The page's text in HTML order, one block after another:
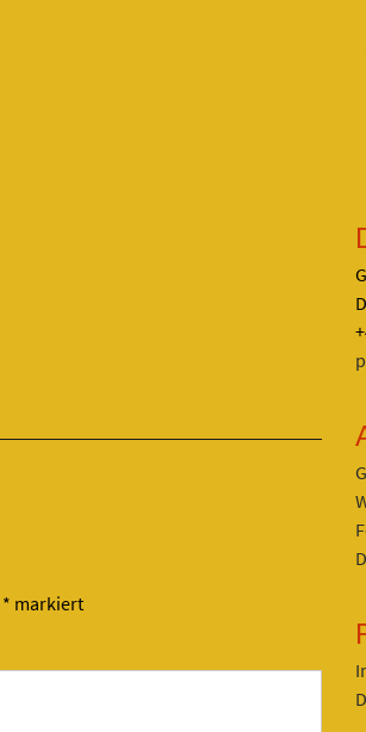
* markiert